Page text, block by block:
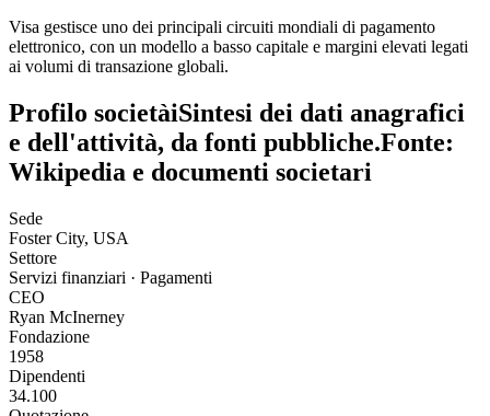
Visa gestisce uno dei principali circuiti mondiali di pagamento
elettronico, con un modello a basso capitale e margini elevati legati
ai volumi di transazione globali.
Profilo societàiSintesi dei dati anagrafici
e dell'attività, da fonti pubbliche.Fonte:
Wikipedia e documenti societari
Sede
Foster City, USA
Settore
Servizi finanziari · Pagamenti
CEO
Ryan McInerney
Fondazione
1958
Dipendenti
34.100